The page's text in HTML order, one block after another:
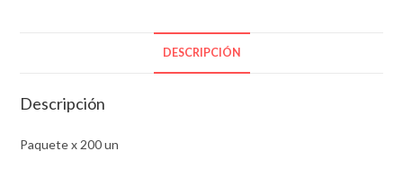
DESCRIPCIÓN
Descripción
Paquete x 200 un